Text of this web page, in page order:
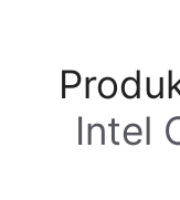
Intel